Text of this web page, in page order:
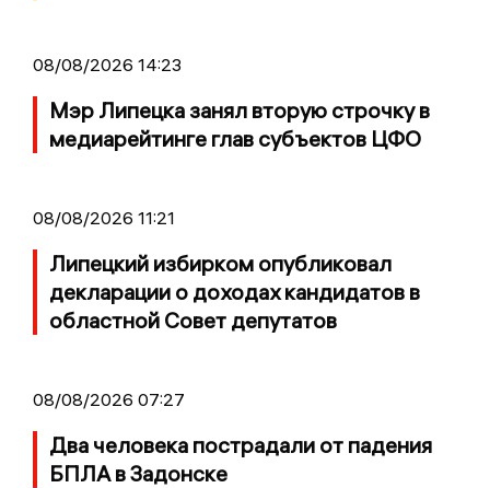
08/08/2026 14:23
Мэр Липецка занял вторую строчку в
медиарейтинге глав субъектов ЦФО
08/08/2026 11:21
Липецкий избирком опубликовал
декларации о доходах кандидатов в
областной Совет депутатов
08/08/2026 07:27
Два человека пострадали от падения
БПЛА в Задонске